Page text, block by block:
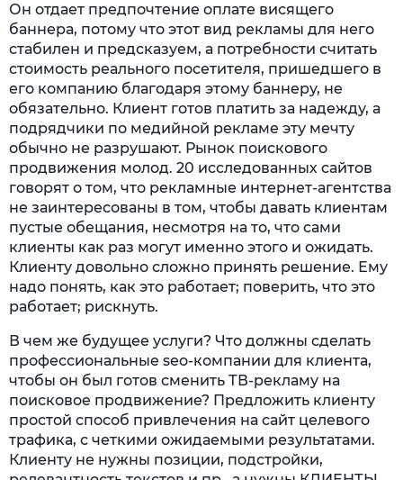
Он отдает предпочтение оплате висящего
баннера, потому что этот вид рекламы для него
стабилен и предсказуем, а потребности считать
стоимость реального посетителя, пришедшего в
его компанию благодаря этому баннеру, не
обязательно. Клиент готов платить за надежду, а
подрядчики по медийной рекламе эту мечту
обычно не разрушают. Рынок поискового
продвижения молод. 20 исследованных сайтов
говорят о том, что рекламные интернет-агентства
не заинтересованы в том, чтобы давать клиентам
пустые обещания, несмотря на то, что сами
клиенты как раз могут именно этого и ожидать.
Клиенту довольно сложно принять решение. Ему
надо понять, как это работает; поверить, что это
работает; рискнуть.
В чем же будущее услуги? Что должны сделать
профессиональные seo-компании для клиента,
чтобы он был готов сменить ТВ-рекламу на
поисковое продвижение? Предложить клиенту
простой способ привлечения на сайт целевого
трафика, с четкими ожидаемыми результатами.
Клиенту не нужны позиции, подстройки,